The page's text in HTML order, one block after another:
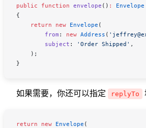
public function envelope () :
Envelope
{
    return
new Envelope (
        from
: new Address (
        subject
: 'Order Shipped' ,
    );
}
如果需要，你还可以指定 replyTo
return new Envelope (